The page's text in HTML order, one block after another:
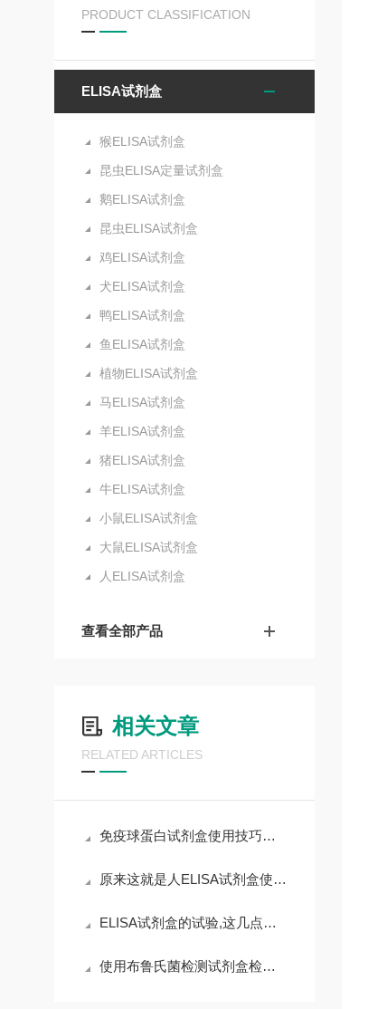
PRODUCT CLASSIFICATION
ELISA试剂盒
猴ELISA试剂盒
昆虫ELISA定量试剂盒
鹅ELISA试剂盒
昆虫ELISA试剂盒
鸡ELISA试剂盒
犬ELISA试剂盒
鸭ELISA试剂盒
鱼ELISA试剂盒
植物ELISA试剂盒
马ELISA试剂盒
羊ELISA试剂盒
猪ELISA试剂盒
牛ELISA试剂盒
小鼠ELISA试剂盒
大鼠ELISA试剂盒
人ELISA试剂盒
查看全部产品
相关文章
RELATED ARTICLES
免疫球蛋白试剂盒使用技巧和要求
原来这就是人ELISA试剂盒使用时需要遵守的规范
ELISA试剂盒的试验,这几点非常重要,且不可漫不经心
使用布鲁氏菌检测试剂盒检测时，需要遵循以下步骤